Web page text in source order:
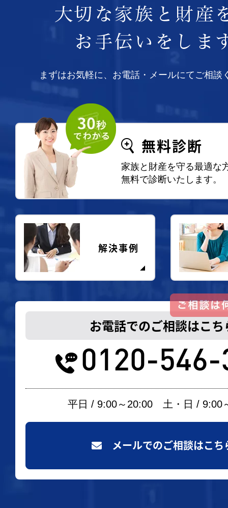
まずはお気軽に、お電話・メールにてご相談
無料診断
家族と財産を守る最適な
無料で診断いたします。
解決事例
お電話でのご相談はこち
0120-546-
平日 / 9:00～20:00 土・日 / 9:00
メールでのご相談はこち